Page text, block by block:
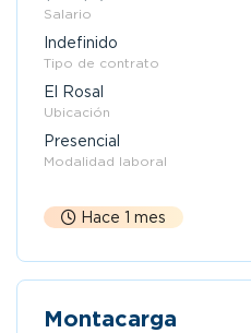
Salario
Indefinido
Tipo de contrato
El Rosal
Ubicación
Presencial
Modalidad laboral
Hace 1 mes
Montacarga